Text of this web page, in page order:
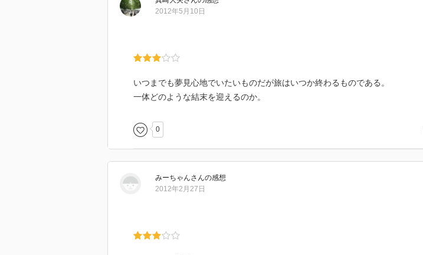
2012年5月10日
いつまでも夢見心地でいたいものだが旅はいつか終わるものである。
一体どのような結末を迎えるのか。
0
みーちゃんさんの感想
2012年2月27日